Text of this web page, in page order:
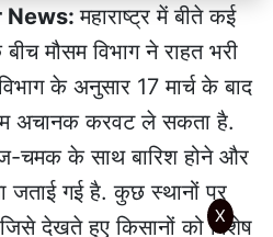
News:महाराष्ट्र में बीते कई
मौसम विभाग ने राहत भरी
के अनुसार 17 मार्च के बाद
अचानक करवट ले सकता है.
चमक के साथ बारिश होने और
जताई गई है. कुछ स्थानों पर
देखते हुए किसानों को विशेष
X